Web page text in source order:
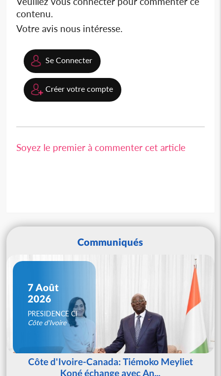
contenu.
Votre avis nous intéresse.
Se Connecter
Créer votre compte
Soyez le premier à commenter cet article
Communiqués
7 Août
2026
PRESIDENCE CI
Côte d'Ivoire
Côte d'Ivoire-Canada: Tiémoko Meyliet
Koné échange avec An...